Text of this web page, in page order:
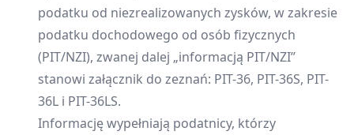
podatku od niezrealizowanych zysków, w zakresie
podatku dochodowego od osób fizycznych
(PIT/NZI), zwanej dalej „informacją PIT/NZI”
stanowi załącznik do zeznań: PIT-36, PIT-36S, PIT-
36L i PIT-36LS.
Informację wypełniają podatnicy, którzy